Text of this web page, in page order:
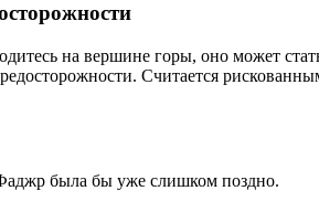
на вершине горы, оно может
Считается
была бы уже слишком поздно.